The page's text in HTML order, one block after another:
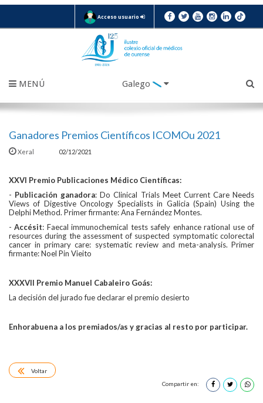
Acceso usuario
MENÚ Galego
Ganadores Premios Científicos ICOMOu 2021
Xeral 02/12/2021
XXVI Premio Publicaciones Médico Científicas:
- Publicación ganadora: Do Clinical Trials Meet Current Care Needs
Views of Digestive Oncology Specialists in Galicia (Spain) Using the
Delphi Method. Primer firmante: Ana Fernández Montes.
-Accésit: Faecal immunochemical tests safely enhance rational use of
resources during the assessment of suspected symptomatic colorectal
cancer in primary care: systematic review and meta-analysis. Primer
firmante: Noel Pin Vieito
XXXVII Premio Manuel Cabaleiro Goás:
La decisión del jurado fue declarar el premio desierto
Enhorabuena a los premiados/as y gracias al resto por participar.
Voltar
Compartir en: